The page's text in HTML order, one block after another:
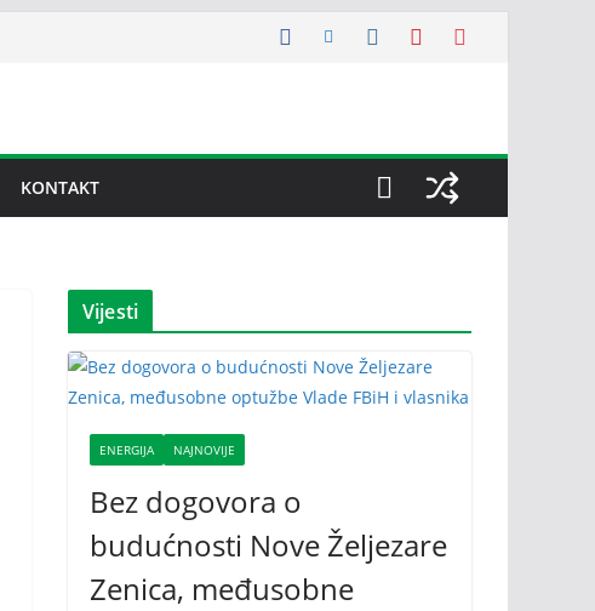
KONTAKT
Vijesti
ENERGIJA NAJNOVIJE
Bez dogovora o
budućnosti Nove Željezare
Zenica, međusobne